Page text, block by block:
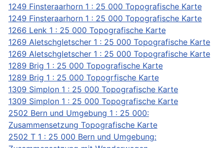
1249 Finsteraarhorn 1 : 25 000 Topografische Karte
1249 Finsteraarhorn 1 : 25 000 Topografische Karte
1266 Lenk 1 : 25 000 Topografische Karte
1269 Aletschgletscher 1 : 25 000 Topografische Karte
1269 Aletschgletscher 1 : 25 000 Topografische Karte
1289 Brig 1 : 25 000 Topografische Karte
1289 Brig 1 : 25 000 Topogrfische Karte
1309 Simplon 1 : 25 000 Topografische Karte
1309 Simplon 1 : 25 000 Topografische Karte
2502 Bern und Umgebung 1 : 25 000:
Zusammensetzung Topografische Karte
2502 T 1 : 25 000 Bern und Umgebung: